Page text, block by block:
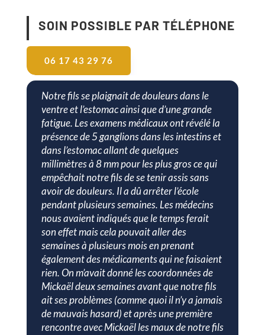
SOIN POSSIBLE PAR TÉLÉPHONE
06 17 43 29 76
Notre fils se plaignait de douleurs dans le
ventre et l’estomac ainsi que d’une grande
fatigue. Les examens médicaux ont révélé la
présence de 5 ganglions dans les intestins et
dans l’estomac allant de quelques
millimètres à 8 mm pour les plus gros ce qui
empêchait notre fils de se tenir assis sans
avoir de douleurs. Il a dû arrêter l’école
pendant plusieurs semaines. Les médecins
nous avaient indiqués que le temps ferait
son effet mais cela pouvait aller des
semaines à plusieurs mois en prenant
également des médicaments qui ne faisaient
rien. On m’avait donné les coordonnées de
Mickaël deux semaines avant que notre fils
ait ses problèmes (comme quoi il n’y a jamais
de mauvais hasard) et après une première
rencontre avec Mickaël les maux de notre fils